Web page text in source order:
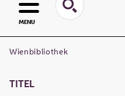
MENU
Wienbibliothek
TITEL